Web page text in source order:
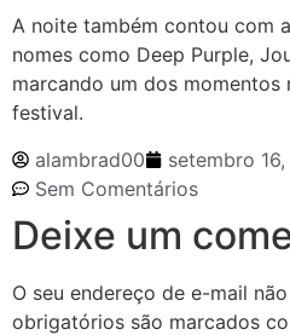
A noite também contou com
nomes como Deep Purple,
marcando um dos momentos
festival.
alambrad00
setembro
Sem Comentários
Deixe um
O seu endereço de e-mail
obrigatórios são marcados